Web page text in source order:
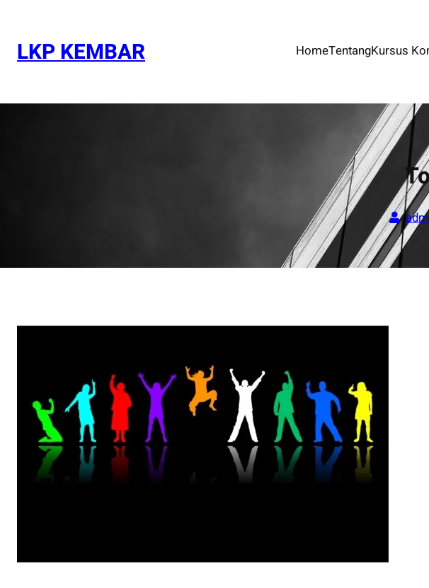
contentLKP KEMBAR HomeTentangKursus